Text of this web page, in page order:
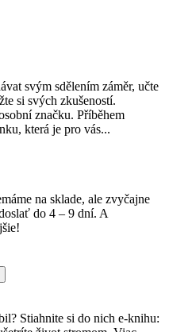
svým sdělením záměr, učte
si svých zkušeností.
značku. Příběhem
která je pro vás...
na sklade, ale zvyčajne
do 4 – 9 dní. A
Stiahnite si do nich e-knihu: